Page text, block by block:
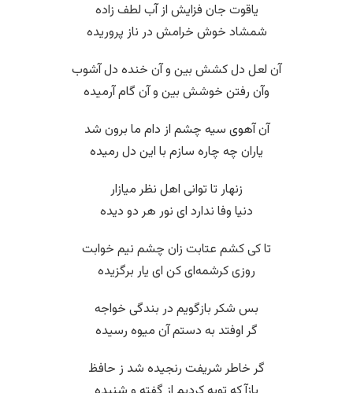
یاقوت جان فزایش از آب لطف زاده
شمشاد خوش خرامش در ناز پروریده
آن لعل دل کشش بین و آن خنده دل آشوب
وآن رفتن خوشش بین و آن گام آرمیده
آن آهوی سیه چشم از دام ما برون شد
یاران چه چاره سازم با این دل رمیده
زنهار تا توانی اهل نظر میازار
دنیا وفا ندارد ای نور هر دو دیده
تا کی کشم عتابت زان چشم نیم خوابت
روزی کرشمه‌ای کن ای یار برگزیده
بس شکر بازگویم در بندگی خواجه
گر اوفتد به دستم آن میوه رسیده
گر خاطر شریفت رنجیده شد ز حافظ